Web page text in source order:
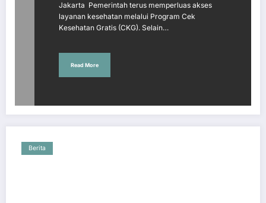
Jakarta  Pemerintah terus memperluas akses
layanan kesehatan melalui Program Cek
Kesehatan Gratis (CKG). Selain…
Read More
Berita